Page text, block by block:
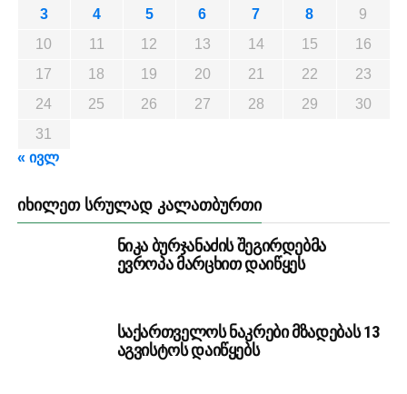
3
4 5 6 7 8
9
10
11 12 13 14 15
16
17
18 19 20 21 22
23
24
25 26 27 28 29
30
31
« ივლ
ᲘᲮᲘᲚᲔᲗ ᲡᲠᲣᲚᲐᲓ ᲙᲐᲚᲐᲗᲑᲣᲠᲗᲘ
ნიკა ბურჯანაძის შეგირდებმა
ევროპა მარცხით დაიწყეს
საქართველოს ნაკრები მზადებას 13
აგვისტოს დაიწყებს